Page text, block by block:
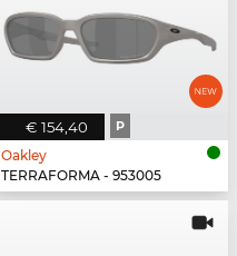
€ 154,40 P
Oakley
TERRAFORMA - 953005